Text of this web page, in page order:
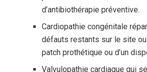
d’antibiothérapie préventive.
Cardiopathie congénitale
défauts restants sur le site ou
patch prothétique ou d’un
Valvulopathie cardiaque qui